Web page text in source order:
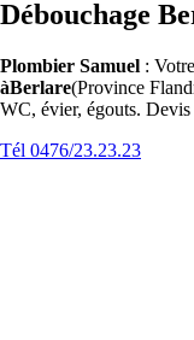
Débouchage
Plombier Samuel :
àBerlare(Province
WC, évier, égouts. Devis
Tél 0476/23.23.23